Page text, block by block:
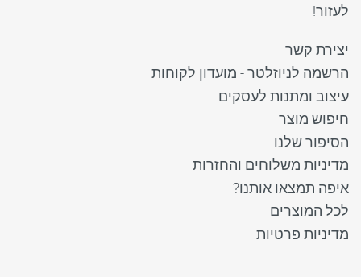
לעזור!
יצירת קשר
הרשמה לניוזלטר - מועדון לקוחות
עיצוב ומתנות לעסקים
חיפוש מוצר
הסיפור שלנו
מדיניות משלוחים והחזרות
איפה תמצאו אותנו?
לכל המוצרים
מדיניות פרטיות